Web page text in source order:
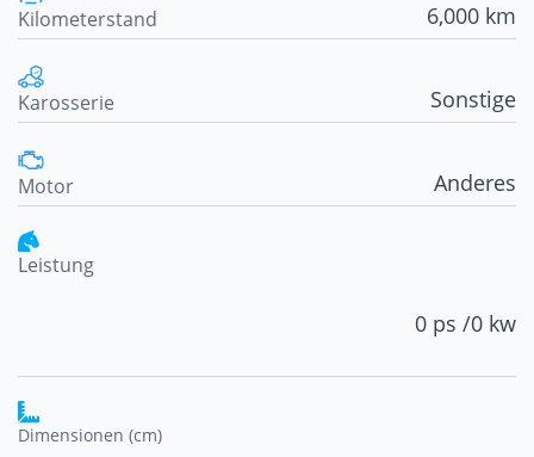
Kilometerstand 6,000 km
Karosserie Sonstige
Motor Anderes
Leistung
0 ps /0 kw
Dimensionen (cm)